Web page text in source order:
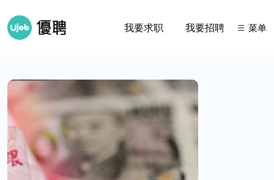
我要求职 我要招聘 菜单